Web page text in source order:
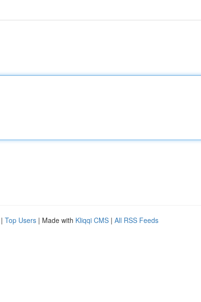
| Top Users | Made with Kliqqi CMS | All RSS Feeds